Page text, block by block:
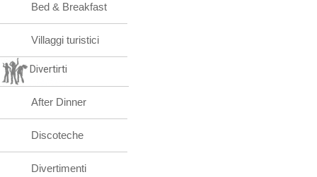
Bed & Breakfast
Villaggi turistici
Divertirti
After Dinner
Discoteche
Divertimenti